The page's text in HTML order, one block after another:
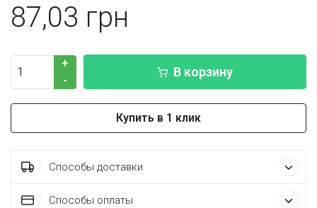
87,03
+
-
В корзину
Купить в 1 клик
Способы доставки
Способы оплаты